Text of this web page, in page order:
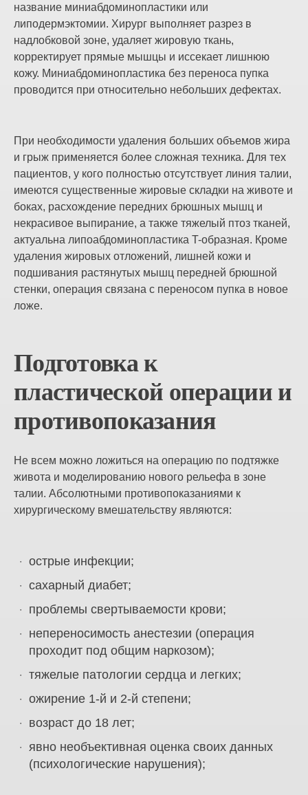
название миниабдоминопластики или
липодермэктомии. Хирург выполняет разрез в
надлобковой зоне, удаляет жировую ткань,
корректирует прямые мышцы и иссекает лишнюю
кожу. Миниабдоминопластика без переноса пупка
проводится при относительно небольших дефектах.
При необходимости удаления больших объемов жира
и грыж применяется более сложная техника. Для тех
пациентов, у кого полностью отсутствует линия талии,
имеются существенные жировые складки на животе и
боках, расхождение передних брюшных мышц и
некрасивое выпирание, а также тяжелый птоз тканей,
актуальна липоабдоминопластика T-образная. Кроме
удаления жировых отложений, лишней кожи и
подшивания растянутых мышц передней брюшной
стенки, операция связана с переносом пупка в новое
ложе.
Подготовка к
пластической операции и
противопоказания
Не всем можно ложиться на операцию по подтяжке
живота и моделированию нового рельефа в зоне
талии. Абсолютными противопоказаниями к
хирургическому вмешательству являются:
острые инфекции;
сахарный диабет;
проблемы свертываемости крови;
непереносимость анестезии (операция
проходит под общим наркозом);
тяжелые патологии сердца и легких;
ожирение 1-й и 2-й степени;
возраст до 18 лет;
явно необъективная оценка своих данных
(психологические нарушения);